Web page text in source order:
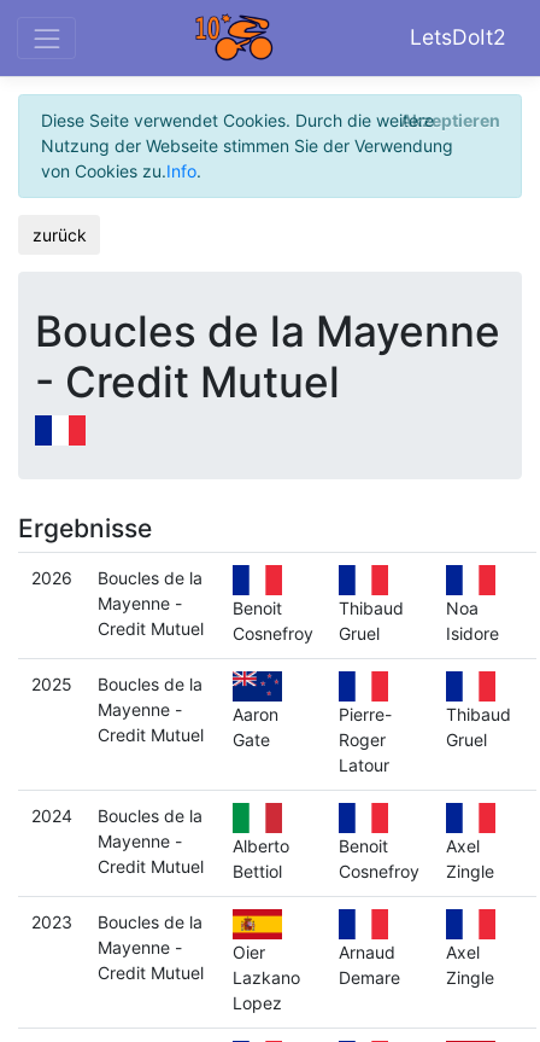
LetsDoIt2
Diese Seite verwendet Cookies. Durch die weitere
Nutzung der Webseite stimmen Sie der Verwendung
von Cookies zu.Info.
Akzeptieren
zurück
Boucles de la Mayenne
- Credit Mutuel
Ergebnisse
2026
Boucles de la
Mayenne -
Credit Mutuel
Benoit
Cosnefroy
Thibaud
Gruel
Noa
Isidore
2025
Boucles de la
Mayenne -
Credit Mutuel
Aaron
Gate
Pierre-
Roger
Latour
Thibaud
Gruel
2024
Boucles de la
Mayenne -
Credit Mutuel
Alberto
Bettiol
Benoit
Cosnefroy
Axel
Zingle
2023
Boucles de la
Mayenne -
Credit Mutuel
Oier
Lazkano
Lopez
Arnaud
Demare
Axel
Zingle